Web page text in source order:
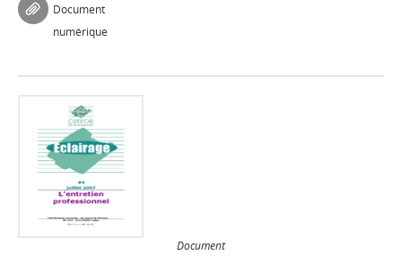
Document
numérique
Document